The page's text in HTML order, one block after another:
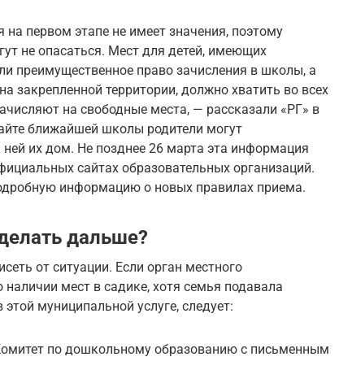
первом этапе не имеет значения, поэтому
не опасаться. Мест для детей, имеющих
преимущественное право зачисления в школы, а
закрепленной территории, должно хватить во всех
на свободные места, — рассказали «РГ» в
ближайшей школы родители могут
ней их дом. Не позднее 26 марта эта информация
сайтах образовательных организаций.
информацию о новых правилах приема.
дальше?
от ситуации. Если орган местного
мест в садике, хотя семья подавала
муниципальной услуге, следует:
по дошкольному образованию с письменным